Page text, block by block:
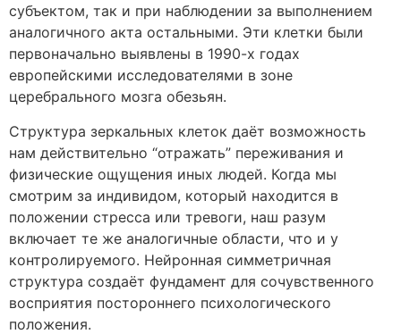
субъектом, так и при наблюдении за выполнением
аналогичного акта остальными. Эти клетки были
первоначально выявлены в 1990-х годах
европейскими исследователями в зоне
церебрального мозга обезьян.
Структура зеркальных клеток даёт возможность
нам действительно “отражать” переживания и
физические ощущения иных людей. Когда мы
смотрим за индивидом, который находится в
положении стресса или тревоги, наш разум
включает те же аналогичные области, что и у
контролируемого. Нейронная симметричная
структура создаёт фундамент для сочувственного
восприятия постороннего психологического
положения.